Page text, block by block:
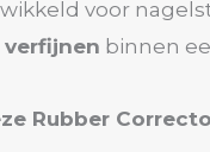
voor
binnen
Rubber